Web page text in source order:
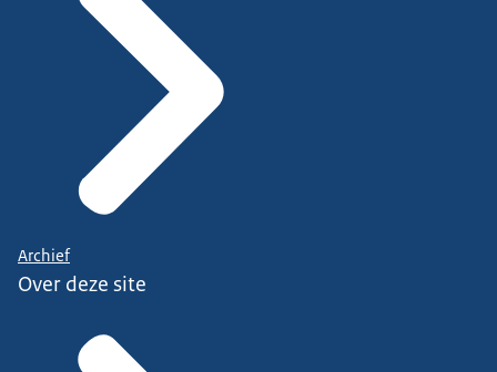
Archief
Over deze site